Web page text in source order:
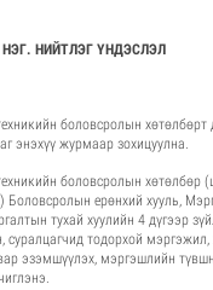
НЭГ. НИЙТЛЭГ ҮНДЭСЛЭЛ
боловсролын хөтөлбөрт
энэхүү журмаар зохицуулна.
боловсролын хөтөлбөр
Боловсролын ерөнхий хууль,
тухай хуулийн 4 дүгээр
суралцагчид тодорхой мэргэжил,
эзэмшүүлэх, мэргэшлийн